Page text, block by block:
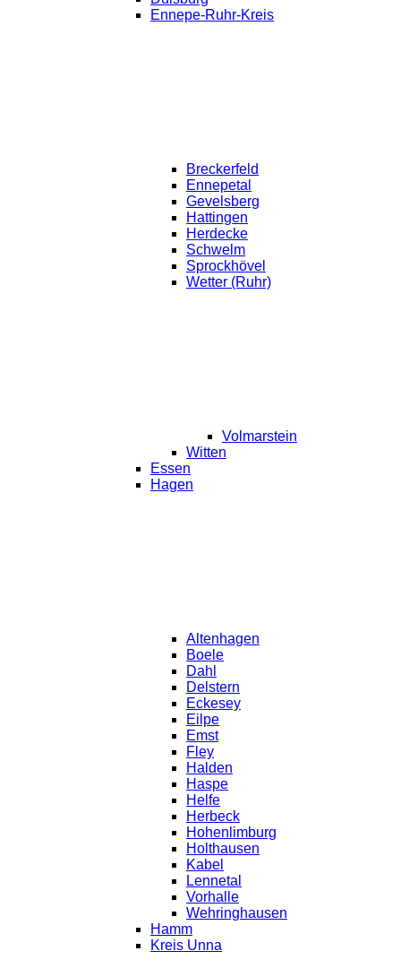
Ennepe-Ruhr-Kreis
Breckerfeld
Ennepetal
Gevelsberg
Hattingen
Herdecke
Schwelm
Sprockhövel
Wetter (Ruhr)
Volmarstein
Witten
Essen
Hagen
Altenhagen
Boele
Dahl
Delstern
Eckesey
Eilpe
Emst
Fley
Halden
Haspe
Helfe
Herbeck
Hohenlimburg
Holthausen
Kabel
Lennetal
Vorhalle
Wehringhausen
Hamm
Kreis Unna